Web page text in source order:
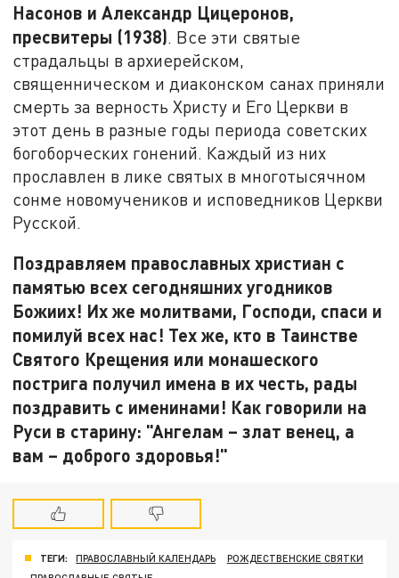
Насонов и Александр Цицеронов,
пресвитеры (1938) . Все эти святые
страдальцы в архиерейском,
священническом и диаконском санах приняли
смерть за верность Христу и Его Церкви в
этот день в разные годы периода советских
богоборческих гонений. Каждый из них
прославлен в лике святых в многотысячном
сонме новомучеников и исповедников Церкви
Русской.
Поздравляем православных христиан с
памятью всех сегодняшних угодников
Божиих! Их же молитвами, Господи, спаси и
помилуй всех нас! Тех же, кто в Таинстве
Святого Крещения или монашеского
пострига получил имена в их честь, рады
поздравить с именинами! Как говорили на
Руси в старину: "Ангелам – злат венец, а
вам – доброго здоровья!"
ТЕГИ: ПРАВОСЛАВНЫЙ КАЛЕНДАРЬ
РОЖДЕСТВЕНСКИЕ СВЯТКИ